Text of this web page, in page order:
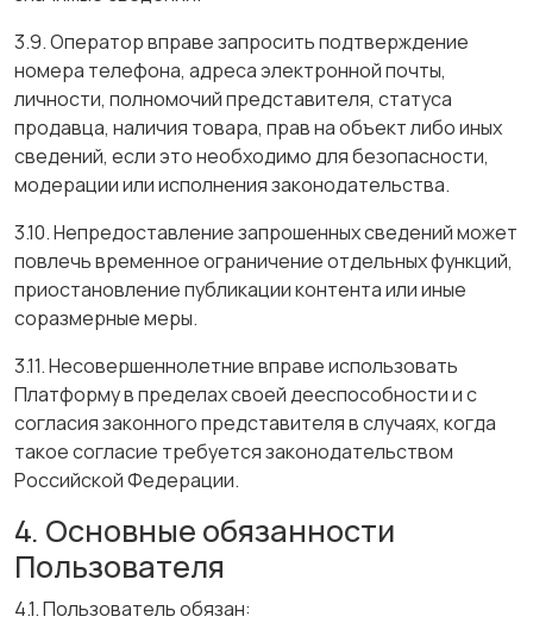
3.9. Оператор вправе запросить подтверждение
номера телефона, адреса электронной почты,
личности, полномочий представителя, статуса
продавца, наличия товара, прав на объект либо иных
сведений, если это необходимо для безопасности,
модерации или исполнения законодательства.
3.10. Непредоставление запрошенных сведений может
повлечь временное ограничение отдельных функций,
приостановление публикации контента или иные
соразмерные меры.
3.11. Несовершеннолетние вправе использовать
Платформу в пределах своей дееспособности и с
согласия законного представителя в случаях, когда
такое согласие требуется законодательством
Российской Федерации.
4. Основные обязанности
Пользователя
4.1. Пользователь обязан: